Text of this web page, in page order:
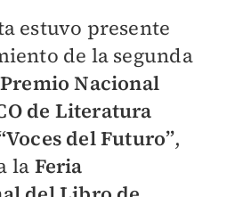
estuvo presente
de la segunda
Premio Nacional
de Literatura
del Futuro”,
la Feria